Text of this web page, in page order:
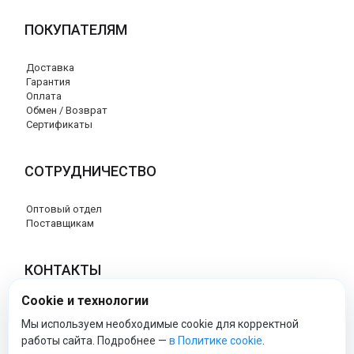
ПОКУПАТЕЛЯМ
Доставка
Гарантия
Оплата
Обмен / Возврат
Сертификаты
СОТРУДНИЧЕСТВО
Оптовый отдел
Поставщикам
КОНТАКТЫ
8 (800) 707-76-34
info@esspero-market.ru
Cookie и технологии
Мы используем необходимые cookie для корректной
работы сайта. Подробнее — в Политике cookie